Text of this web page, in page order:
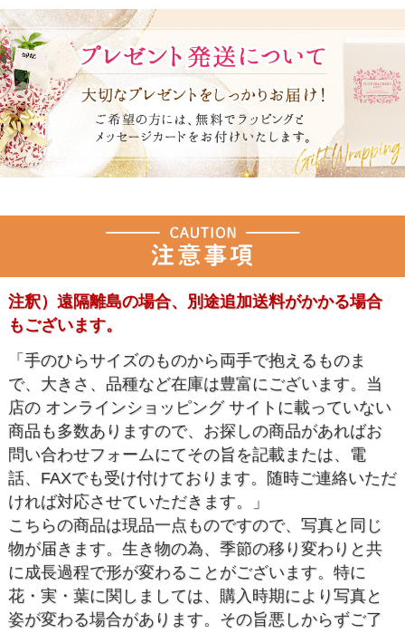
注釈）遠隔離島の場合、別途追加送料がかかる場合
もございます。
「手のひらサイズのものから両手で抱えるものま
で、大きさ、品種など在庫は豊富にございます。当
店の オンラインショッピング サイトに載っていない
商品も多数ありますので、お探しの商品があればお
問い合わせフォームにてその旨を記載または、電
話、FAXでも受け付けております。随時ご連絡いただ
ければ対応させていただきます。」
こちらの商品は現品一点ものですので、写真と同じ
物が届きます。生き物の為、季節の移り変わりと共
に成長過程で形が変わることがございます。特に
花・実・葉に関しましては、購入時期により写真と
姿が変わる場合があります。その旨悪しからずご了